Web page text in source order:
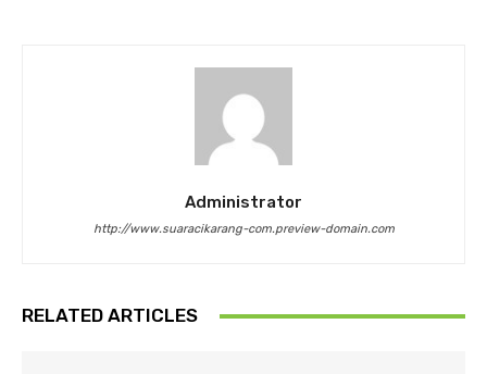
Administrator
http://www.suaracikarang-com.preview-domain.com
RELATED ARTICLES